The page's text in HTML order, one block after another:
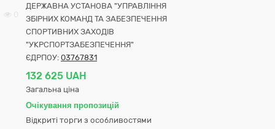
ДЕРЖАВНА УСТАНОВА "УПРАВЛІННЯ
ЗБІРНИХ КОМАНД ТА ЗАБЕЗПЕЧЕННЯ
СПОРТИВНИХ ЗАХОДІВ
"УКРСПОРТЗАБЕЗПЕЧЕННЯ"
ЄДРПОУ: 03767831
132 625 UAH
Загальна ціна
Очікування пропозицій
Відкриті торги з особливостями